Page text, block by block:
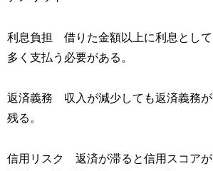
利息負担 借りた金額以上に利息として
多く支払う必要がある。
返済義務 収入が減少しても返済義務が
残る。
信用リスク 返済が滞ると信用スコアが